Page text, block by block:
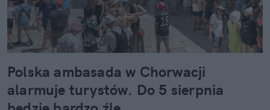
Polska ambasada w Chorwacji
alarmuje turystów. Do 5 sierpnia